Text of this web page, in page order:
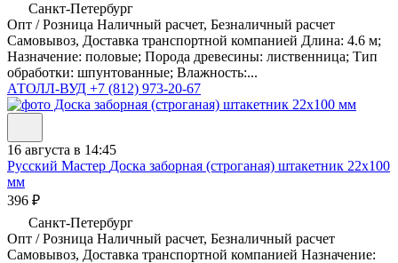
Санкт-Петербург
Опт / Розница Наличный расчет, Безналичный расчет
Самовывоз, Доставка транспортной компанией Длина: 4.6 м;
Назначение: половые; Порода древесины: лиственница; Тип
обработки: шпунтованные; Влажность:...
АТОЛЛ-ВУД +7 (812) 973-20-67
16 августа в 14:45
Русский Мастер Доска заборная (строганая) штакетник 22х100
мм
396 ₽
Санкт-Петербург
Опт / Розница Наличный расчет, Безналичный расчет
Самовывоз, Доставка транспортной компанией Назначение: